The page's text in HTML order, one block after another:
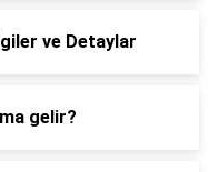
ve Detaylar
gelir?